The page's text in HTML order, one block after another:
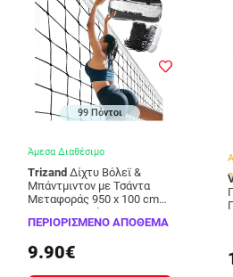
99 Πόντοι
Άμεσα Διαθέσιμο
Trizand
Μπάντμιντον με Τσάντα
Μεταφοράς 950 x 100 cm
23427 Trizand
ΠΕΡΙΟΡΙΣΜΕΝΟ ΑΠΟΘΕΜΑ
9.90€